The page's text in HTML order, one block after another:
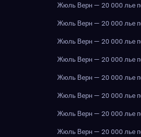
Жюль Верн — 20 000 лье
Жюль Верн — 20 000 лье
Жюль Верн — 20 000 лье
Жюль Верн — 20 000 лье
Жюль Верн — 20 000 лье
Жюль Верн — 20 000 лье
Жюль Верн — 20 000 лье
Жюль Верн — 20 000 лье